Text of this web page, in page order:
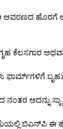
ಆವರಣದ
ಕೆಲಸಗಾರ
ಫಾರ್ಮ್‌ಗಳಿಗೆ
ನಂತರ ಅದನ್ನು
ಬಿಎನ್‌ಪಿ ಈ